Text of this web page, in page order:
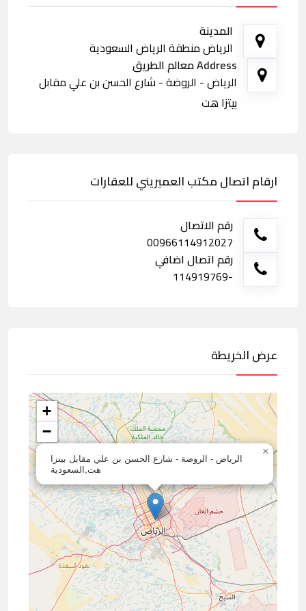
المدينة
الرياض منطقة الرياض السعودية
Address معالم الطريق
الرياض - الروضة - شارع الحسن بن علي مقابل
بيتزا هت
ارقام اتصال مكتب العميريني للعقارات
رقم الاتصال
00966114912027
رقم اتصال اضافي
-114919769
عرض الخريطة
الرياض - الروضة - شارع الحسن بن علي مقابل بيتزا
هت,السعودية
×
+
−